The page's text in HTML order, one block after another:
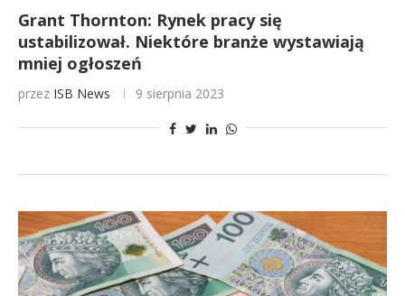
Grant Thornton: Rynek pracy się
ustabilizował. Niektóre branże wystawiają
mniej ogłoszeń
przez ISB News 9 sierpnia 2023